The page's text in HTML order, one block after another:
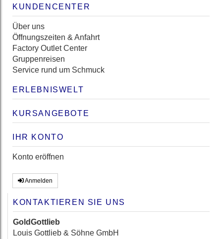
KUNDENCENTER
Über uns
Öffnungszeiten & Anfahrt
Factory Outlet Center
Gruppenreisen
Service rund um Schmuck
ERLEBNISWELT
KURSANGEBOTE
IHR KONTO
Konto eröffnen
Anmelden
KONTAKTIEREN SIE UNS
GoldGottlieb
Louis Gottlieb & Söhne GmbH